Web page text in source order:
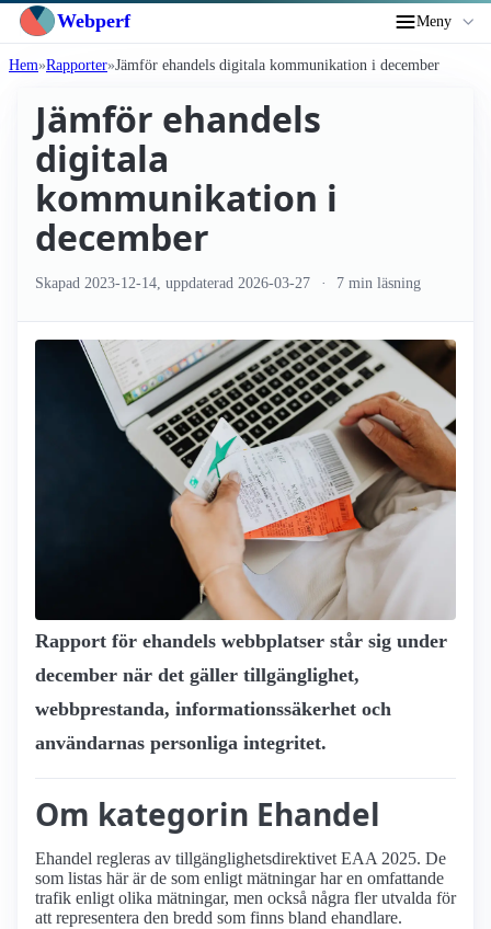
Webperf Meny
Hem Rapporter Jämför ehandels digitala kommunikation i december
Jämför ehandels
digitala
kommunikation i
december
Skapad 2023-12-14 , uppdaterad 2026-03-27 7 min läsning
Rapport för ehandels webbplatser står sig under
december när det gäller tillgänglighet,
webbprestanda, informationssäkerhet och
användarnas personliga integritet.
Om kategorin Ehandel
Ehandel regleras av tillgänglighetsdirektivet EAA 2025. De
som listas här är de som enligt mätningar har en omfattande
trafik enligt olika mätningar, men också några fler utvalda för
att representera den bredd som finns bland ehandlare.